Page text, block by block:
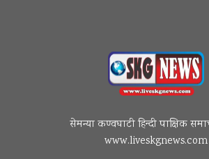
सेमन्या कण्वघाटी हिन्दी पाक्षिक
www.liveskgnews.com